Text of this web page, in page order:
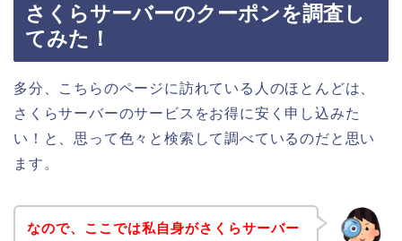
さくらサーバーのクーポンを調査し
てみた！
多分、こちらのページに訪れている人のほとんどは、
さくらサーバーのサービスをお得に安く申し込みた
い！と、思って色々と検索して調べているのだと思い
ます。
なので、ここでは私自身がさくらサーバー